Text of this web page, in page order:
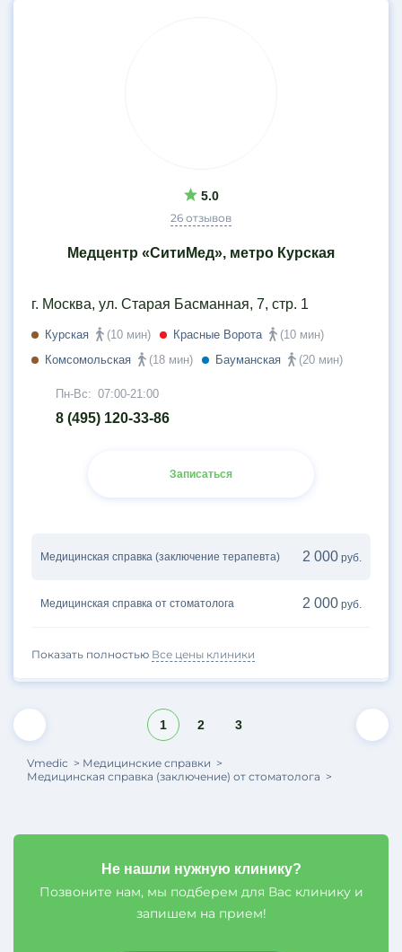
5.0
26 отзывов
Медцентр «СитиМед», метро Курская
г. Москва, ул. Старая Басманная, 7, стр. 1
Курская (10 мин) Красные Ворота
(10 мин)
Комсомольская
(18 мин) Бауманская (20 мин)
Пн-Вс: 07:00-21:00
8 (495) 120-33-86
Записаться
Медицинская справка (заключение терапевта) 2 000 руб.
Медицинская справка от стоматолога 2 000 руб.
Показать полностью Все цены клиники
1 2 3
Vmedic
Медицинские справки
Медицинская справка (заключение) от стоматолога
Не нашли нужную клинику?
Позвоните нам, мы подберем для Вас клинику и
запишем на прием!